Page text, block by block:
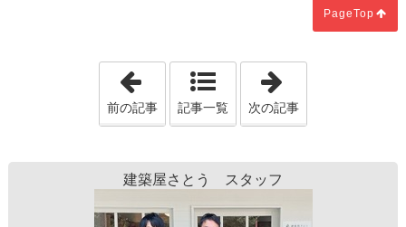
PageTop
「"体験型事務所"へ是非お越しください♪
前の記事 記事一覧 次の記事
建築屋さとう スタッフ